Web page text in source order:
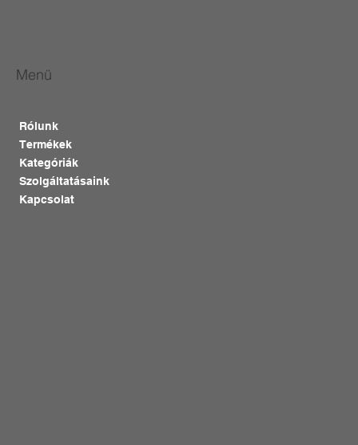
Menü
Rólunk
Termékek
Kategóriák
Szolgáltatásaink
Kapcsolat